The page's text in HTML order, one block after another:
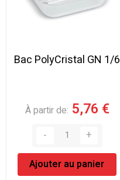
Bac PolyCristal GN 1/6
À partir de 5,76 €
Ajouter au panier